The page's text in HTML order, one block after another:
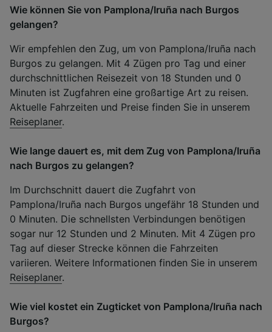
Wie können Sie von Pamplona/Iruña nach Burgos
gelangen?
Wir empfehlen den Zug, um von Pamplona/Iruña nach
Burgos zu gelangen. Mit 4 Zügen pro Tag und einer
durchschnittlichen Reisezeit von 18 Stunden und 0
Minuten ist Zugfahren eine großartige Art zu reisen.
Aktuelle Fahrzeiten und Preise finden Sie in unserem
Reiseplaner.
Wie lange dauert es, mit dem Zug von Pamplona/Iruña
nach Burgos zu gelangen?
Im Durchschnitt dauert die Zugfahrt von
Pamplona/Iruña nach Burgos ungefähr 18 Stunden und
0 Minuten. Die schnellsten Verbindungen benötigen
sogar nur 12 Stunden und 2 Minuten. Mit 4 Zügen pro
Tag auf dieser Strecke können die Fahrzeiten
variieren. Weitere Informationen finden Sie in unserem
Reiseplaner.
Wie viel kostet ein Zugticket von Pamplona/Iruña nach
Burgos?